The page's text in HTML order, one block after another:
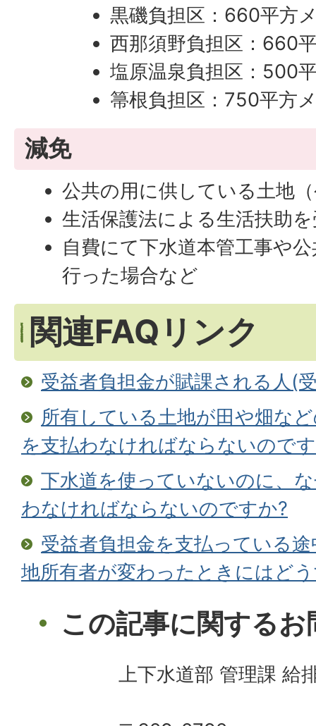
黒磯負担区：660平方
西那須野負担区：660
塩原温泉負担区：500
箒根負担区：750平方
減免
公共の用に供している土地
生活保護法による生活扶助
自費にて下水道本管工事や
行った場合など
関連FAQリンク
受益者負担金が賦課される人(
所有している土地が田や畑な
を支払わなければならないので
下水道を使っていないのに、
わなければならないのですか?
受益者負担金を支払っている
地所有者が変わったときにはど
この記事に関する
上下水道部 管理課 給